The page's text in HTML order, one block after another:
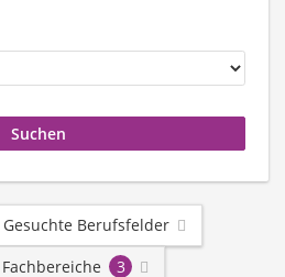
Gesuchte Berufsfelder
3